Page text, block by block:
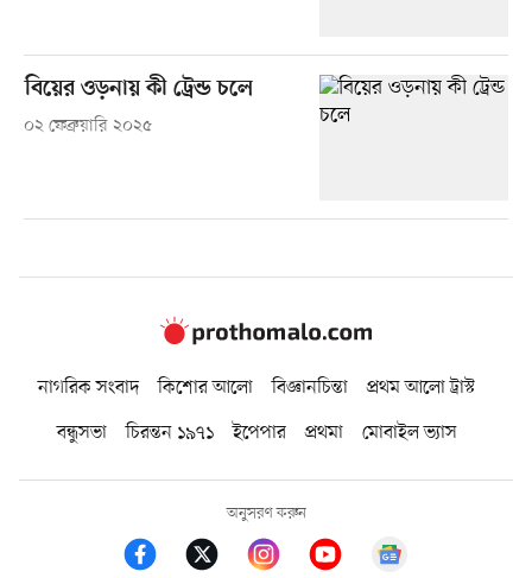
বিয়ের ওড়নায় কী ট্রেন্ড চলে
০২ ফেব্রুয়ারি ২০২৫
নাগরিক সংবাদ কিশোর আলো বিজ্ঞানচিন্তা
প্রথম আলো ট্রাস্ট
বন্ধুসভা
চিরন্তন ১৯৭১ ইপেপার প্রথমা মোবাইল ভ্যাস
অনুসরণ করুন